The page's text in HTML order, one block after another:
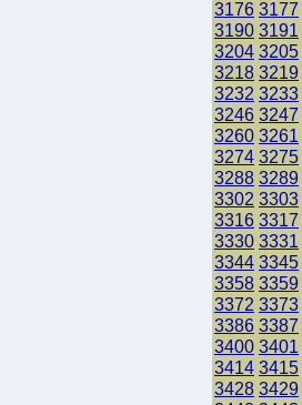
3176 3177
3190 3191
3204 3205
3218 3219
3232 3233
3246 3247
3260 3261
3274 3275
3288 3289
3302 3303
3316 3317
3330 3331
3344 3345
3358 3359
3372 3373
3386 3387
3400 3401
3414 3415
3428 3429